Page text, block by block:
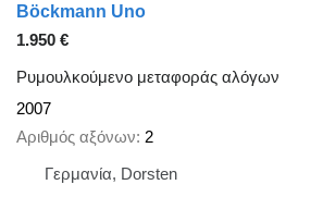
Böckmann Uno
1.950 €
Ρυμουλκούμενο μεταφοράς αλόγων
2007
Αριθμός αξόνων 2
Γερμανία, Dorsten